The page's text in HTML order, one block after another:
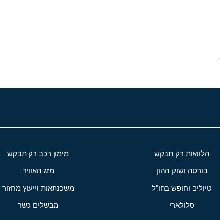
הלוואות רק תבקש מימון רכב רק תבקש
בורסה ושוק ההון מזג האוויר
טיולים וחופש בחו"ל משכנתאות וייעוץ מחזור
סלולארי מבשלים כשר